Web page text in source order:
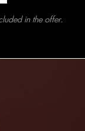
in the offer.